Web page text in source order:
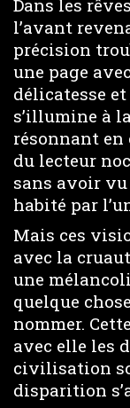
Dans les
l’avant
précision
une page
délicatesse
s’illumine à
résonnant en
du lecteur
sans avoir vu
habité par
Mais ces
avec la
une
quelque
nommer.
avec elle les
civilisation
disparition